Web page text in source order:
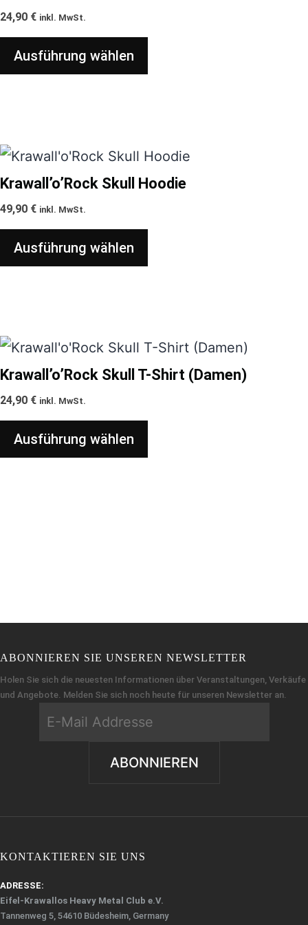
24,90 € inkl. MwSt.
Ausführung wählen
weist
Varianten
auf.
können
Produktseite
gewählt
werden
Krawall’o’Rock Skull Hoodie
49,90 € inkl. MwSt.
Ausführung wählen
Dieses
Produkt
weist
Varianten
auf.
können
auf
Produktseite
gewählt
werden
Krawall’o’Rock Skull T-Shirt (Damen)
24,90 € inkl. MwSt.
Ausführung wählen
Dieses
Produkt
weist
Varianten
auf.
gewählt
werden
ABONNIEREN SIE UNSEREN NEWSLETTER
Holen Sie sich die neuesten Informationen über Veranstaltungen, Verkäufe
und Angebote. Melden Sie sich noch heute für unseren Newsletter an.
KONTAKTIEREN SIE UNS
ADRESSE:
Eifel-Krawallos Heavy Metal Club e.V.
Tannenweg 5, 54610 Büdesheim, Germany